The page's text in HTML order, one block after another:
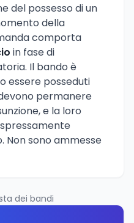
del possesso di un
della
comporta
in fase di
Il bando è
essere posseduti
permanere
e la loro
Non sono ammesse
dei bandi